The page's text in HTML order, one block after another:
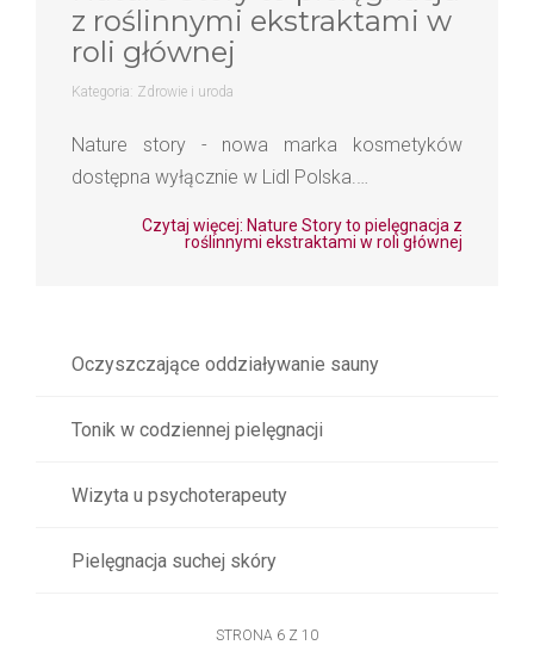
z roślinnymi ekstraktami w
roli głównej
Kategoria: Zdrowie i uroda
Nature story - nowa marka kosmetyków
dostępna wyłącznie w Lidl Polska.…
Czytaj więcej: Nature Story to pielęgnacja z
roślinnymi ekstraktami w roli głównej
Oczyszczające oddziaływanie sauny
Tonik w codziennej pielęgnacji
Wizyta u psychoterapeuty
Pielęgnacja suchej skóry
STRONA 6 Z 10